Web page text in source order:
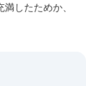
したためか、